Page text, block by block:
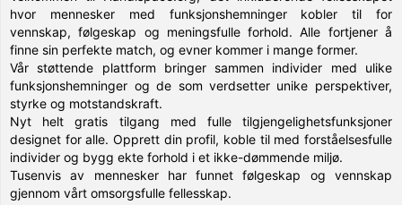
hvor mennesker med funksjonshemninger kobler til for
vennskap, følgeskap og meningsfulle forhold. Alle fortjener å
finne sin perfekte match, og evner kommer i mange former.
Vår støttende plattform bringer sammen individer med ulike
funksjonshemninger og de som verdsetter unike perspektiver,
styrke og motstandskraft.
Nyt helt gratis tilgang med fulle tilgjengelighetsfunksjoner
designet for alle. Opprett din profil, koble til med forståelsesfulle
individer og bygg ekte forhold i et ikke-dømmende miljø.
Tusenvis av mennesker har funnet følgeskap og vennskap
gjennom vårt omsorgsfulle fellesskap.